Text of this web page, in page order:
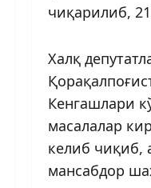
чиқарилиб,
Халқ
Кенгашлари
масалалар
келиб чиқиб,
мансабдор